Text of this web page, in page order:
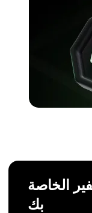
الخاصة
بك